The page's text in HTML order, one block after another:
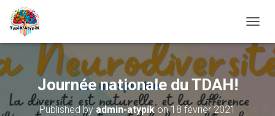
U
V
I
Journée nationale du TDAH!
Published by admin-atypikon18 février 2021